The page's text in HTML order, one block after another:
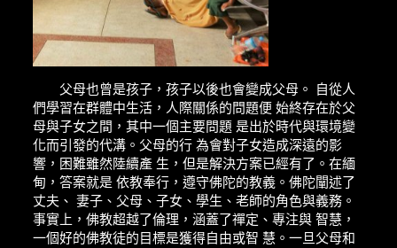
父母也曾是孩子，孩子以後也會變成父母。 自從人
們學習在群體中生活，人際關係的問題便 始終存在於父
母與子女之間，其中一個主要問題 是出於時代與環境變
化而引發的代溝。父母的行 為會對子女造成深遠的影
響，困難雖然陸續產 生，但是解決方案已經有了。在緬
甸，答案就是 依教奉行，遵守佛陀的教義。佛陀闡述了
丈夫、 妻子、父母、子女、學生、老師的角色與義務。
事實上，佛教超越了倫理，涵蓋了禪定、專注與 智慧，
一個好的佛教徒的目標是獲得自由或智 慧。一旦父母和